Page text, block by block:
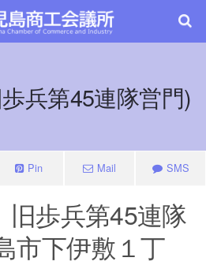
兵第45連隊営門)
Pin Mail SMS
歩兵第45連隊
市下伊敷１丁